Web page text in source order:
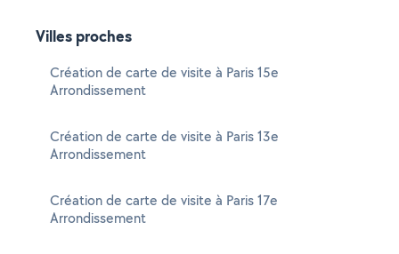
Villes proches
Création de carte de visite à Paris 15e
Arrondissement
Création de carte de visite à Paris 13e
Arrondissement
Création de carte de visite à Paris 17e
Arrondissement